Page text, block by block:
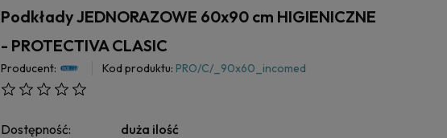
Podkłady JEDNORAZOWE 60x90 cm HIGIENICZNE
- PROTECTIVA CLASIC
Producent: Kod produktu: PRO/C/_90x60_incomed
Dostępność:
duża ilość